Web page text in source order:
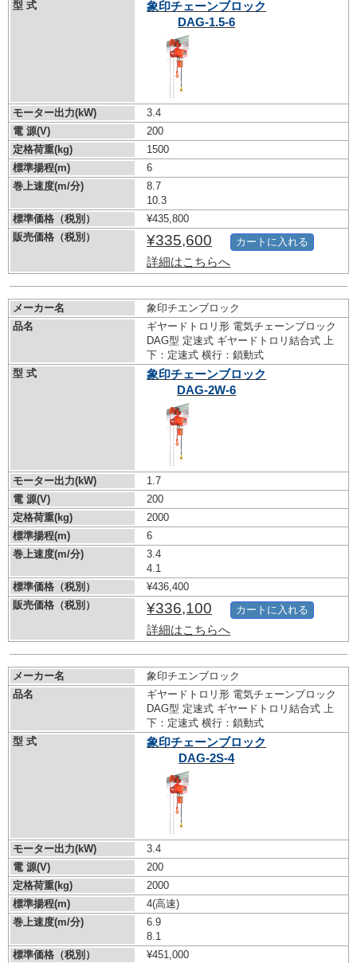
型 式
象印チェーンブロック
DAG-1.5-6
モーター出力(kW)
3.4
電 源(V)
200
定格荷重(kg)
1500
標準揚程(m)
6
巻上速度(m/分)
8.7
10.3
標準価格（税別）
¥435,800
販売価格（税別）
¥335,600
詳細はこちらへ
カートに入れる
メーカー名
象印チエンブロック
品名
ギヤードトロリ形 電気チェーンブロック
DAG型 定速式 ギヤードトロリ結合式 上
下：定速式 横行：鎖動式
型 式
象印チェーンブロック
DAG-2W-6
モーター出力(kW)
1.7
電 源(V)
200
定格荷重(kg)
2000
標準揚程(m)
6
巻上速度(m/分)
3.4
4.1
標準価格（税別）
¥436,400
販売価格（税別）
¥336,100
詳細はこちらへ
カートに入れる
メーカー名
象印チエンブロック
品名
ギヤードトロリ形 電気チェーンブロック
DAG型 定速式 ギヤードトロリ結合式 上
下：定速式 横行：鎖動式
型 式
象印チェーンブロック
DAG-2S-4
モーター出力(kW)
3.4
電 源(V)
200
定格荷重(kg)
2000
標準揚程(m)
4(高速)
巻上速度(m/分)
6.9
8.1
標準価格（税別）
¥451,000